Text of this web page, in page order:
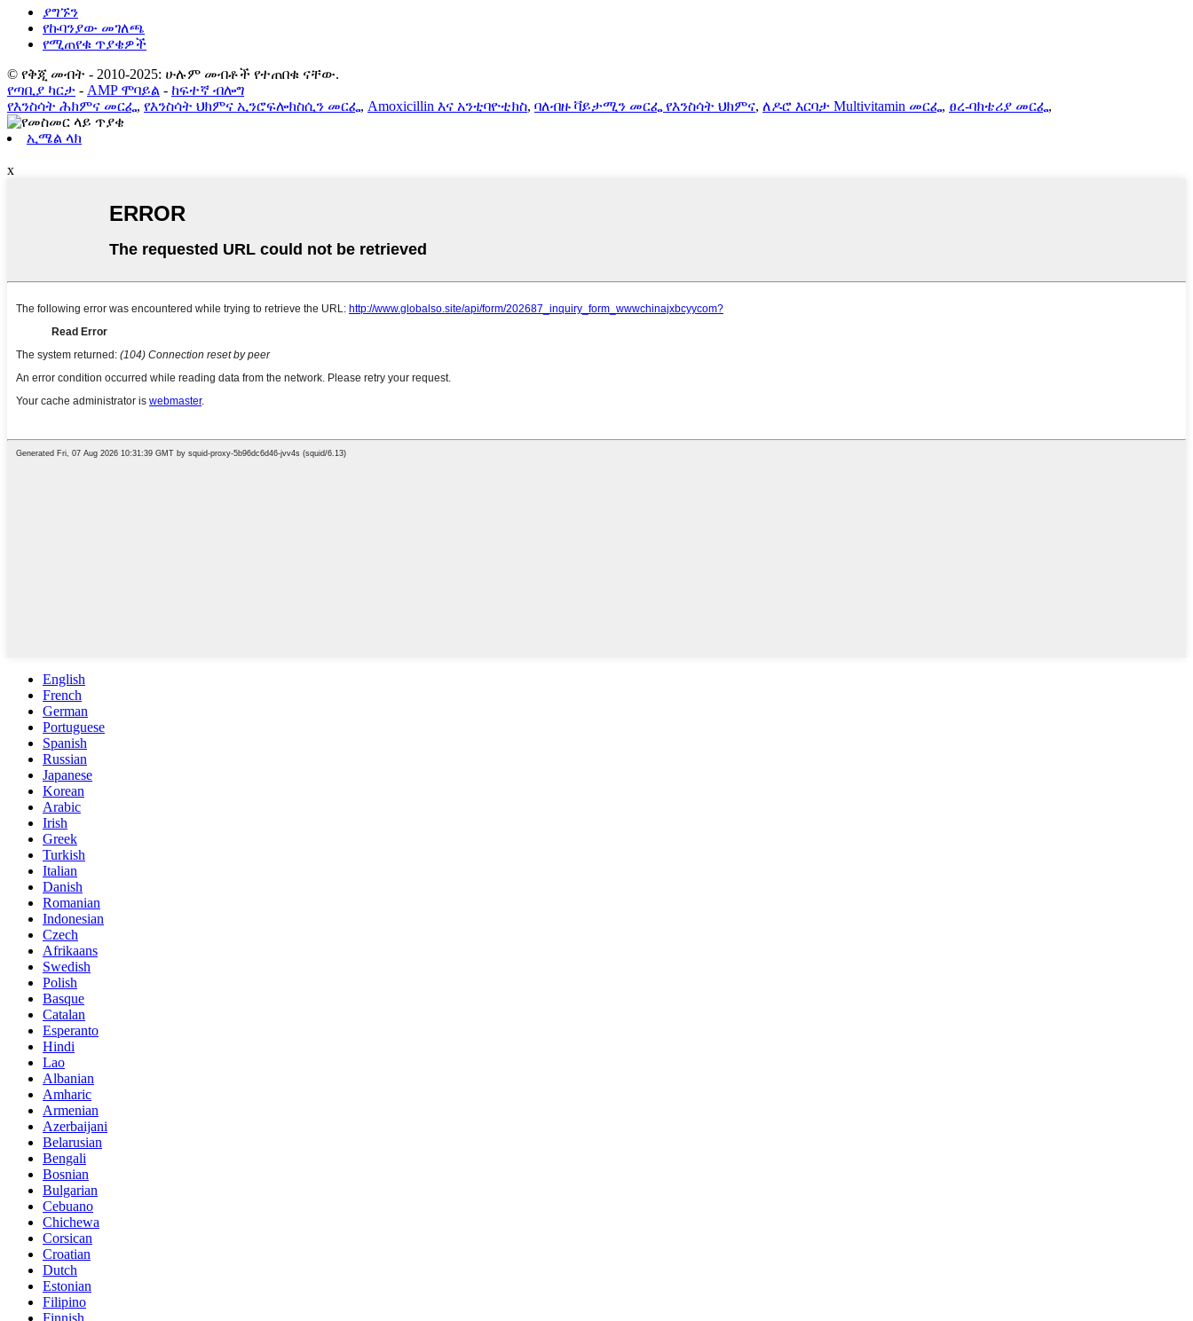
ያግኙን
የኩባንያው መገለጫ
የሚጠየቁ ጥያቄዎች
© የቅጂ መብት - 2010-2025: ሁሉም መብቶች የተጠበቁ ናቸው.
የጣቢያ ካርታ - AMP ሞባይል - ከፍተኛ ብሎግ
የእንስሳት ሕክምና መርፌ, የእንስሳት ህክምና ኢንሮፍሎክስሲን መርፌ, Amoxicillin እና አንቲባዮቲክስ, ባለብዙ ቫይታሚን መርፌ የእንስሳት ህክምና, ለዶሮ እርባታ Multivitamin መርፌ, ፀረ-ባክቴሪያ መርፌ,
ኢሜል ላክ
x
English
French
German
Portuguese
Spanish
Russian
Japanese
Korean
Arabic
Irish
Greek
Turkish
Italian
Danish
Romanian
Indonesian
Czech
Afrikaans
Swedish
Polish
Basque
Catalan
Esperanto
Hindi
Lao
Albanian
Amharic
Armenian
Azerbaijani
Belarusian
Bengali
Bosnian
Bulgarian
Cebuano
Chichewa
Corsican
Croatian
Dutch
Estonian
Filipino
Finnish